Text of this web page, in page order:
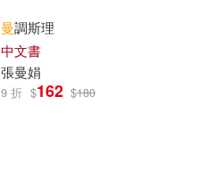
曼調斯理
中文書
張曼娟
9 折 $162 $180